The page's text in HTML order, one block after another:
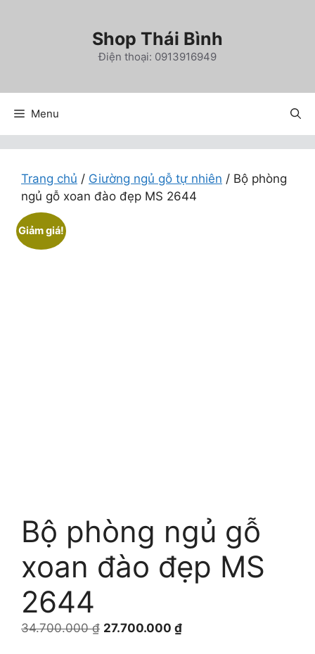
Shop Thái Bình
Điện thoại: 0913916949
Menu
Trang chủ / Giường ngủ gỗ tự nhiên / Bộ phòng
ngủ gỗ xoan đào đẹp MS 2644
Giảm giá!
Bộ phòng ngủ gỗ
xoan đào đẹp MS
2644
34.700.000₫ Giá
27.700.000 ₫Giá